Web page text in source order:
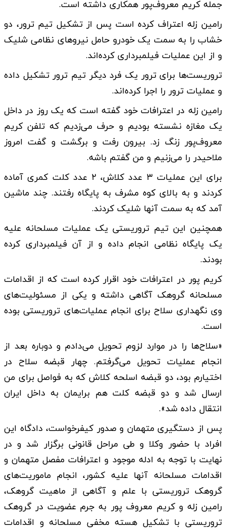
جمله کریم معروف‌پور همکاری داشته است.
رامین زله اعتراف کرده است پس از تشکیل تیم ترور، دو
خشاب را به سمت یک خودرو حامل نیروهای نظامی شلیک
و از این عملیات فیلمبرداری کرده‌اند.
تروریست‌ها برای ترور یک فرد دیگر تیم ترور تشکیل داده
و عملیات ترور را اجرا کرده‌اند.
رامین زله در اعترافات خود گفته است که یک روز در داخل
یک مغازه نشسته بودیم و حرف می‌زدیم که تلفن کریم
معروف‌پور زنگ زد. بیرون رفت و برگشت و گفت امروز
ملاحیدر را می‌زنیم و من گفتم باشه.
برای این عملیات ۳ عدد کلاش، ۲ عدد کلت کمری آماده
کردند و به بالای کوه مشرف به پایگاه رفتند. چند ماشین
آمد که به سمت آنها شلیک کردند.
همچنین این تیم تروریستی یک عملیات مسلحانه علیه
یک پایگاه نظامی انجام داده و از آن فیلمبرداری کرده
بودند.
کریم پور در اعترافات خود اقرار کرده است که از اقدامات
مسلحانه گروهک آگاهی داشته و یکی از مسئولیت‌های
وی نگهداری سلاح برای انجام عملیات‌های تروریستی بوده
است.
«سلاح‌ها را در موارد لزوم تحویل می‌دادم و دوباره بعد از
انجام عملیات تحویل می‌گرفتم. چهار قبضه سلاح در
اختیارم بود، دو قبضه اسلحه کلاش که به فواصل برای من
ارسال شد و دو قبضه کلت هم برایمان به داخل ایران
انتقال داده شد».
پس از دستگیری متهمان و صدور کیفرخواست، دادگاه این
افراد با حضور وکلا و طی مراحل قانونی برگزار شد و در
نهایت با توجه به ادله موجود و اعترافات مفصل متهمان و
اقدامات مسلحانه آنها علیه کشور، انجام ماموریت‌های
گروهک تروریستی با علم و آگاهی از ماهیت گروهک،
رامین زله و کریم معروف پور به جرم عضویت در گروهک
تروریستی با تشکیل هسته مخفی مسلحانه و اقدامات